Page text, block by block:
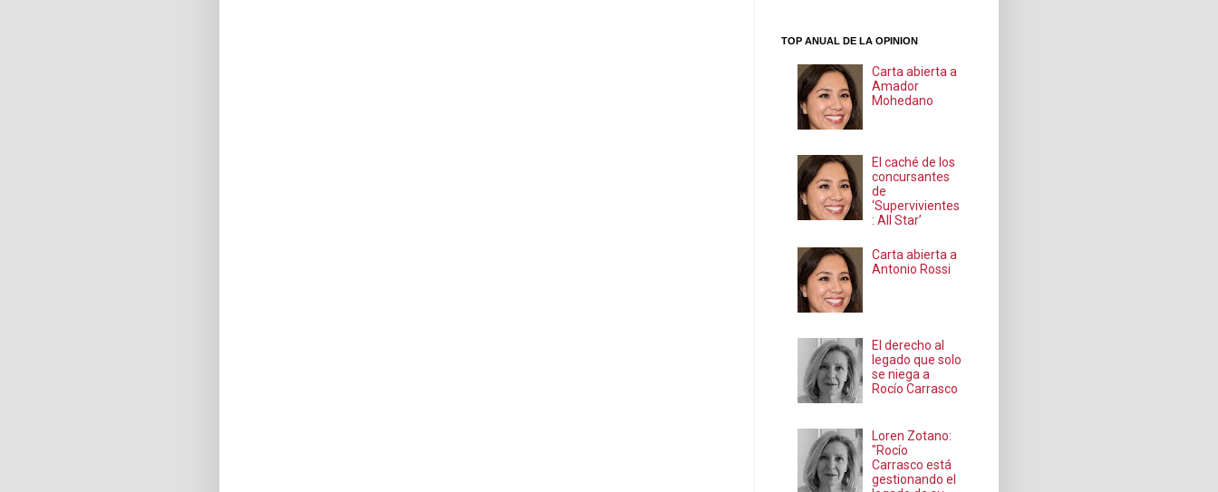
TOP ANUAL DE LA OPINION
Carta abierta a
Amador
Mohedano
El caché de los
concursantes
de
‘Supervivientes
: All Star’
Carta abierta a
Antonio Rossi
El derecho al
legado que solo
se niega a
Rocío Carrasco
Loren Zotano:
"Rocío
Carrasco está
gestionando el